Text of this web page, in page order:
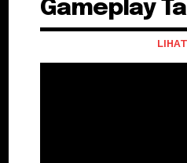
Gameplay